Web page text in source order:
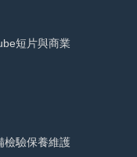
短片與商業
檢驗保養維護